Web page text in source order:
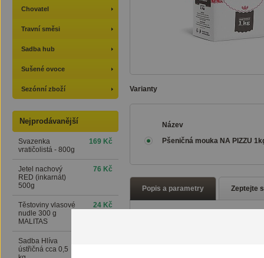
Varianty
Název
Pšeničná mouka NA PIZZU
Popis a parametry Zeptejte
Chovatel
Travní směsi
Sadba hub
Sušené ovoce
Sezónní zboží
Nejprodávanější
Svazenka
vratičolistá - 800g
169 Kč
Jetel nachový
RED (inkarnát)
500g
76 Kč
Těstoviny vlasové
nudle 300 g
MALITAS
24 Kč
Sadba Hlíva
ústřičná cca 0,5